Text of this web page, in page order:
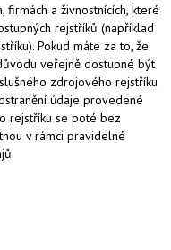
firmách a živnostnících, které
rejstříků (například
Pokud máte za to, že
veřejně dostupné být
zdrojového rejstříku
údaje provedené
rejstříku se poté bez
v rámci pravidelné